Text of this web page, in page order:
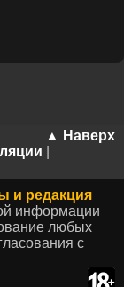
▲ Наверх
и редакция
информации
любых
с